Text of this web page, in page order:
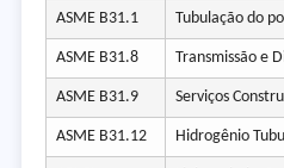
ASME B31.1 Tubulação do
ASME B31.8 Transmissão e
ASME B31.9 Serviços
ASME B31.12 Hidrogênio